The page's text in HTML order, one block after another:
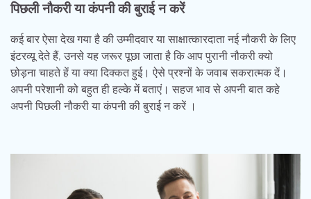
पिछली नौकरी या कंपनी की बुराई न करें
कई बार ऐसा देख गया है की उम्मीदवार या साक्षात्कारदाता नई नौकरी के लिए
इंटरव्यू देते हैं, उनसे यह जरूर पूछा जाता है कि आप पुरानी नौकरी क्यो
छोड़ना चाहते हें या क्या दिक्कत हुई। ऐसे प्रश्नों के जवाब सकरात्मक दें।
अपनी परेशानी को बहुत ही हल्के में बताएं। सहज भाव से अपनी बात कहे
अपनी पिछली नौकरी या कंपनी की बुराई न करें ।